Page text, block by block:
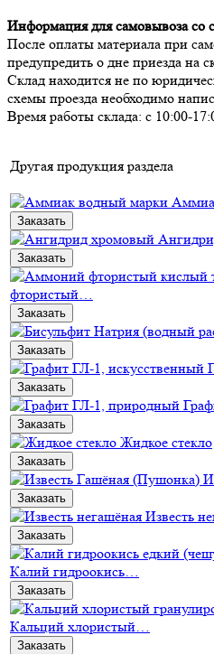
Информация для самовывоза со
После оплаты материала при
предупредить о дне приезда на
Склад находится не по
схемы проезда необходимо
Время работы склада: с 10:00-
Другая продукция раздела
Заказать
Заказать
фтористый…
Заказать
Заказать
Заказать
Заказать
Жидкое стекло
Заказать
Заказать
Известь
Заказать
Калий гидроокись…
Заказать
Кальций хлористый…
Заказать